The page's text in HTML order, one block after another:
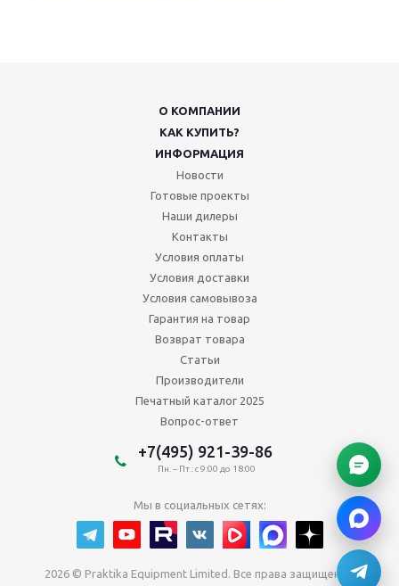
О КОМПАНИИ
КАК КУПИТЬ?
ИНФОРМАЦИЯ
Новости
Готовые проекты
Наши дилеры
Контакты
Условия оплаты
Условия доставки
Условия самовывоза
Гарантия на товар
Возврат товара
Статьи
Производители
Печатный каталог 2025
Вопрос-ответ
+7(495) 921-39-86
Пн. – Пт.: с 9:00 до 18:00
Мы в социальных сетях:
2026 © Praktika Equipment Limited. Все права защищены.